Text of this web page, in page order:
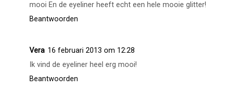
mooi En de eyeliner heeft echt een hele mooie glitter!
Beantwoorden
Vera 16 februari 2013 om 12:28
Ik vind de eyeliner heel erg mooi!
Beantwoorden